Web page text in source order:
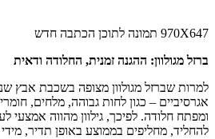
970X647 תמונה לתוכן הכתבה חדש
ברזל מגולוון: ההגנה זמנית, החלודה ודאית
למרות שברזל מגולוון מצופה בשכבת אבץ
אגרסיביים – כגון לחות גבוהה, מלחים,
ומפתח חלודה. לפיכך, גילוון מהווה אמצעי
להחליד, מחליפים בממוצע באופן תדיר,